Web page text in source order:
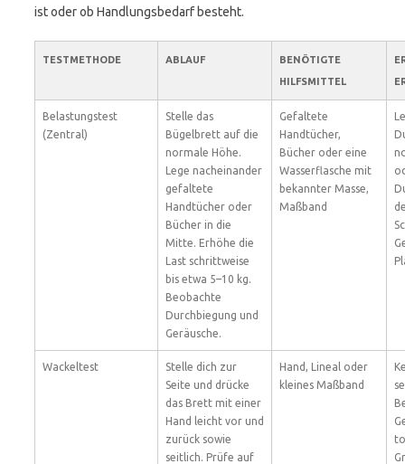
ist oder ob Handlungsbedarf besteht.
TESTMETHODE ABLAUF
BENÖTIGTE
HILFSMITTEL
Belastungstest
(Zentral)
Stelle das
Bügelbrett auf die
normale Höhe.
Lege nacheinander
gefaltete
Handtücher oder
Bücher in die
Mitte. Erhöhe die
Last schrittweise
bis etwa 5–10 kg.
Beobachte
Durchbiegung und
Geräusche.
Gefaltete
Handtücher,
Bücher oder eine
Wasserflasche mit
bekannter Masse,
Maßband
Wackeltest
Stelle dich zur
Seite und drücke
das Brett mit einer
Hand leicht vor und
zurück sowie
seitlich. Prüfe auf
Hand, Lineal oder
kleines Maßband